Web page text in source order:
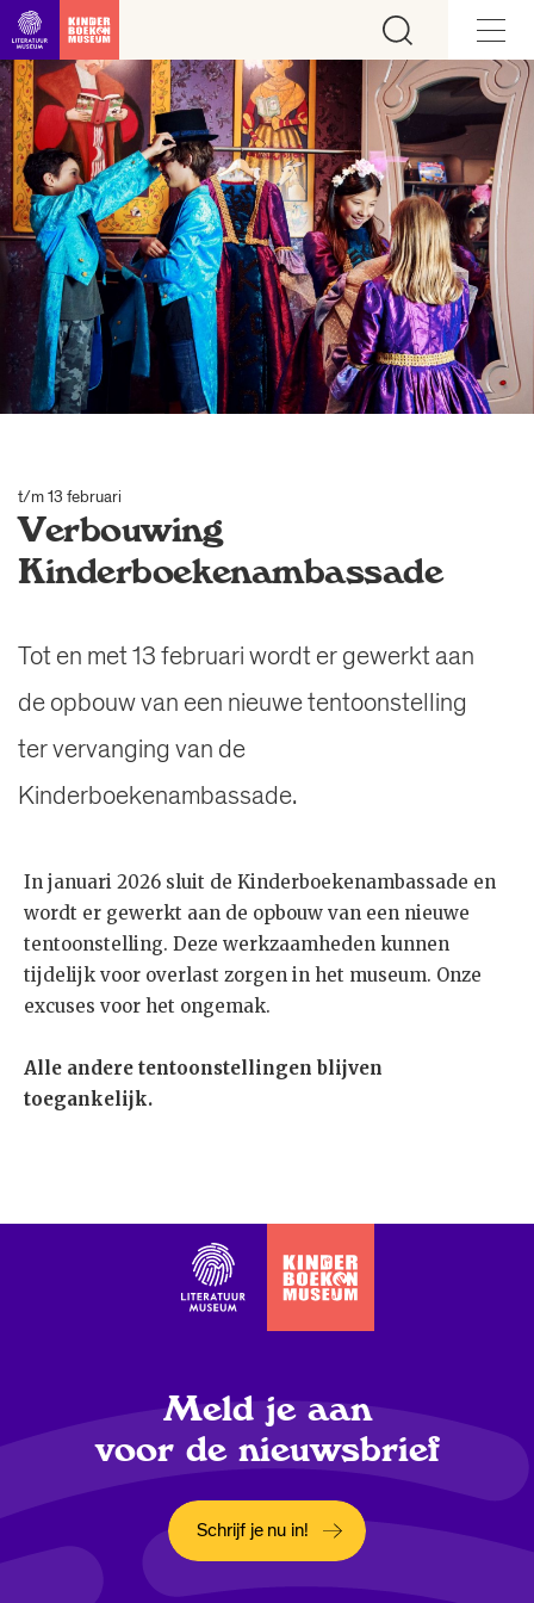
Ga direct naar inhoud
t/m 13 februari
Verbouwing
Kinderboekenambassade
Tot en met 13 februari wordt er gewerkt aan
de opbouw van een nieuwe tentoonstelling
ter vervanging van de
Kinderboekenambassade.
In januari 2026 sluit de Kinderboekenambassade en
wordt er gewerkt aan de opbouw van een nieuwe
tentoonstelling. Deze werkzaamheden kunnen
tijdelijk voor overlast zorgen in het museum. Onze
excuses voor het ongemak.
Alle andere tentoonstellingen blijven
toegankelijk.
Meld je aan
voor de nieuwsbrief
Opent in een nieuw tabblad
Schrijf je nu in!